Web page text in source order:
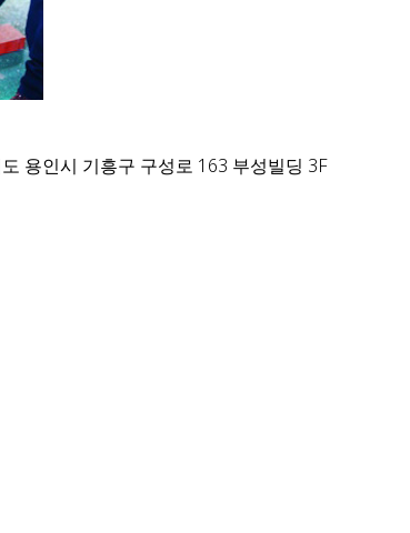
용인시 기흥구 구성로 163 부성빌딩 3F